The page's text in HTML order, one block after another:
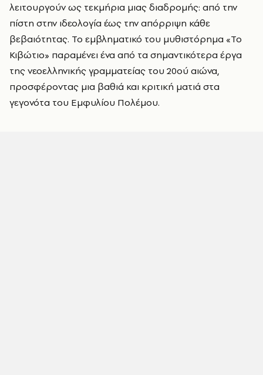
λειτουργούν ως τεκμήρια μιας διαδρομής: από την
πίστη στην ιδεολογία έως την απόρριψη κάθε
βεβαιότητας. Το εμβληματικό του μυθιστόρημα «Το
Κιβώτιο» παραμένει ένα από τα σημαντικότερα έργα
της νεοελληνικής γραμματείας του 20ού αιώνα,
προσφέροντας μια βαθιά και κριτική ματιά στα
γεγονότα του Εμφυλίου Πολέμου.